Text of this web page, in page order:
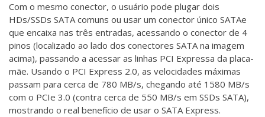
Com o mesmo conector, o usuário pode plugar dois
HDs/SSDs SATA comuns ou usar um conector único SATAe
que encaixa nas três entradas, acessando o conector de 4
pinos (localizado ao lado dos conectores SATA na imagem
acima), passando a acessar as linhas PCI Expressa da placa-
mãe. Usando o PCI Express 2.0, as velocidades máximas
passam para cerca de 780 MB/s, chegando até 1580 MB/s
com o PCIe 3.0 (contra cerca de 550 MB/s em SSDs SATA),
mostrando o real benefício de usar o SATA Express.